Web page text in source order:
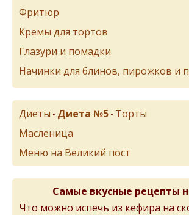
Фритюр
Кремы для тортов
Глазури и помадки
Начинки для блинов, пирожков и
Диеты • Диета №5 • Торты
Масленица
Меню на Великий пост
Самые вкусные рецепты
Что можно испечь из кефира на